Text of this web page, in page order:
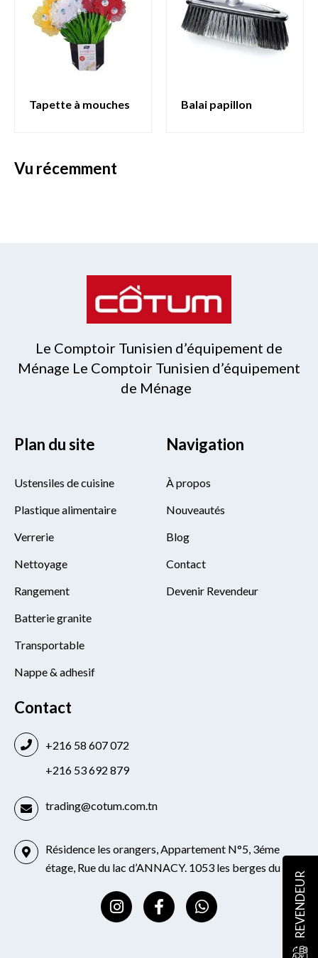
tapette à mouches balai papillon
vu récemment
Le Comptoir Tunisien d’équipement de
Ménage Le Comptoir Tunisien d’équipement
de Ménage
Plan du site
Ustensiles de cuisine
Plastique alimentaire
Verrerie
Nettoyage
Rangement
Batterie granite
Transportable
Nappe & adhesif
Navigation
À propos
Nouveautés
Blog
Contact
Devenir Revendeur
Contact
+216 58 607 072
+216 53 692 879
trading@cotum.com.tn
Résidence les orangers, Appartement N°5, 3éme
étage, Rue du lac d’ANNACY. 1053 les berges du lac
I
n
s
F
a
c
W
h
a
REVENDEUR